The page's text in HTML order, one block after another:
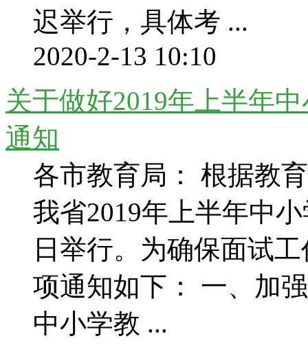
迟举行，具体考 ...
2020-2-13 10:10
关于做好2019年上半年
通知
各市教育局： 根据教
我省2019年上半年中
日举行。为确保面试
项通知如下： 一、加
中小学教 ...